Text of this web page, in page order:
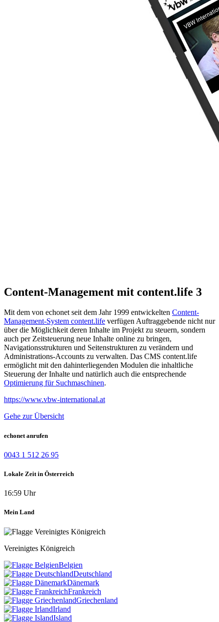
Content-Management mit content.life 3
Mit dem von echonet seit dem Jahr 1999 entwickelten Content-
Management-System content.life verfügen Auftraggebende nicht nur
über die Möglichkeit deren Inhalte im Projekt zu steuern, sondern
auch per Zeitsteuerung neue Inhalte online zu bringen,
Navigationsstrukturen und Seitenstrukturen zu verändern und
Administrations-Accounts zu verwalten. Das CMS content.life
ermöglicht mit den dahinterliegenden Modulen die inhaltliche
Steuerung der Inhalte und natürlich auch die entsprechende
Optimierung für Suchmaschinen.
https://www.vbw-international.at
Gehe zur Übersicht
echonet anrufen
0043 1 512 26 95
Lokale Zeit in Österreich
16:59 Uhr
Mein Land
Vereinigtes Königreich
Belgien
Deutschland
Dänemark
Frankreich
Griechenland
Irland
Island